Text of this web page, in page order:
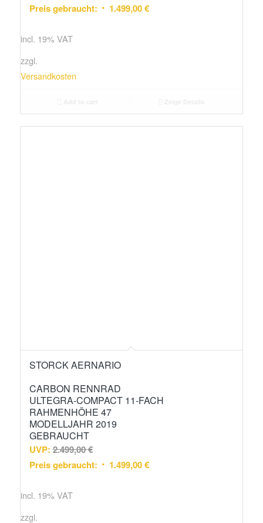
Preis gebraucht:
1.499,00€
incl. 19% VAT
zzgl.
Versandkosten
STORCK AERNARIO
CARBON RENNRAD
ULTEGRA-COMPACT 11-FACH
RAHMENHÖHE 47
MODELLJAHR 2019
GEBRAUCHT
UVP: 2.499,00€
Preis gebraucht:
1.499,00€
incl. 19% VAT
zzgl.